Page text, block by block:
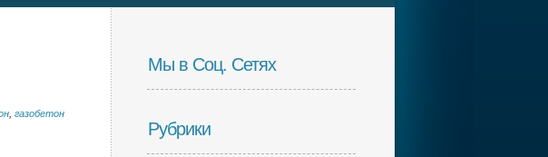
газобетон
Мы в Соц. Сетях
Рубрики